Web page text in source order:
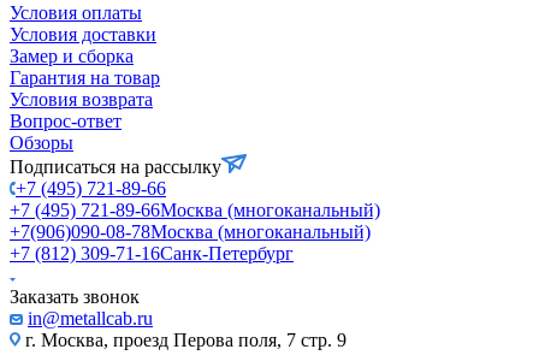
Условия оплаты
Условия доставки
Замер и сборка
Гарантия на товар
Условия возврата
Вопрос-ответ
Обзоры
Подписаться на рассылку
+7 (495) 721-89-66
+7 (495) 721-89-66Москва (многоканальный)
+7(906)090-08-78Москва (многоканальный)
+7 (812) 309-71-16Санк-Петербург
Заказать звонок
in@metallcab.ru
г. Москва, проезд Перова поля, 7 стр. 9